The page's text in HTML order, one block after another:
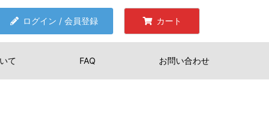
ログイン / 会員登録 カート
て FAQ お問い合わせ